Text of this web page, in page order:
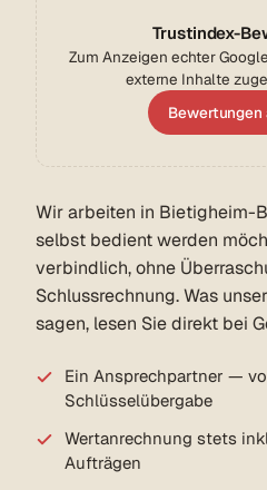
Trustindex-
Zum Anzeigen echter
externe Inhalte
Bewertungen
Wir arbeiten in Bietigheim-
selbst bedient werden
verbindlich, ohne
Schlussrechnung. Was
sagen, lesen Sie direkt bei
Ein Ansprechpartner —
Schlüsselübergabe
Wertanrechnung stets
Aufträgen